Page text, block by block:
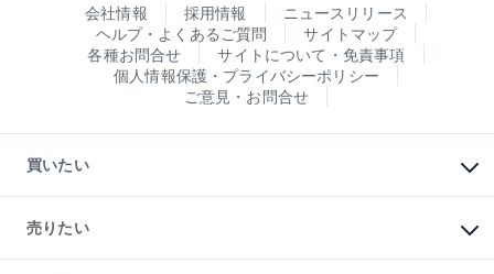
会社情報 採用情報
ニュースリリース
ヘルプ・よくあるご質問
サイトマップ
各種お問合せ
サイトについて・免責事項
個人情報保護・プライバシーポリシー
ご意見・お問合せ
買いたい
新築・分譲マンションの購入
中古マンションの購入
一戸建ての購入
売りたい